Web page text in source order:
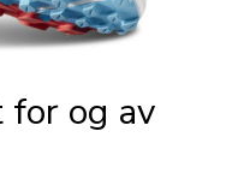
og av